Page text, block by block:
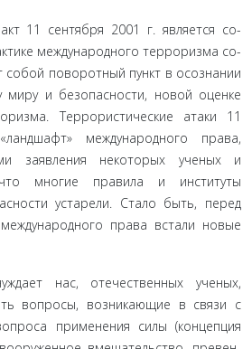
11 сентября 2001 г. является со­
международного терроризма со­
собой поворотный пункт в осознании
миру и безопасности, новой оценке
Террористические атаки 11
международного права,
заявления некоторых ученых и
многие правила и институты
устарели. Стало быть, перед
права встали новые
нас, отечественных уче­ных,
вопросы, возникающие в связи с
применения силы (концепция